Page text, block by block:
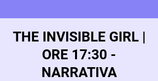
THE INVISIBLE GIRL |
ORE 17:30 -
NARRATIVA